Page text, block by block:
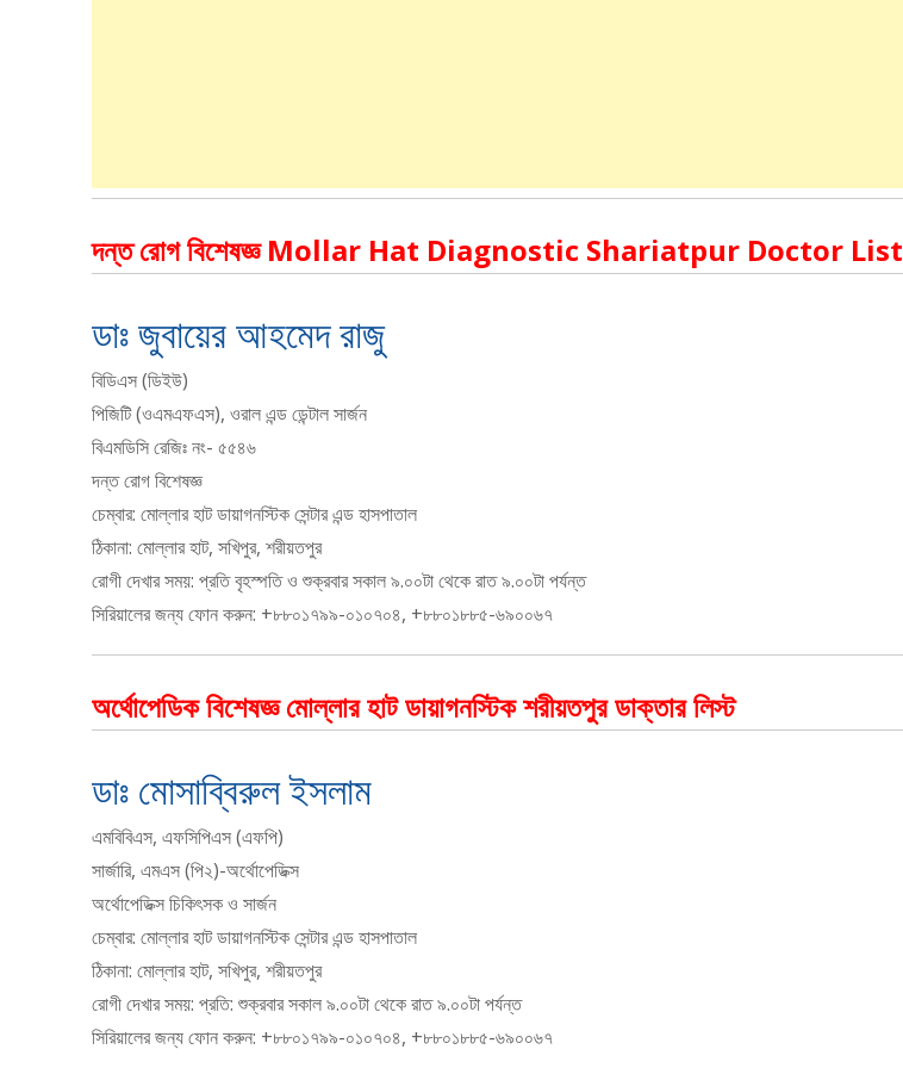
দন্ত রোগ বিশেষজ্ঞ Mollar Hat Diagnostic Shariatpur Doctor List
ডাঃ জুবায়ের আহমেদ রাজু
বিডিএস (ডিইউ)
পিজিটি (ওএমএফএস), ওরাল এন্ড ডেন্টাল সার্জন
বিএমডিসি রেজিঃ নং- ৫৫৪৬
দন্ত রোগ বিশেষজ্ঞ
চেম্বার: মোল্লার হাট ডায়াগনস্টিক সেন্টার এন্ড হাসপাতাল
ঠিকানা: মোল্লার হাট, সখিপুর, শরীয়তপুর
রোগী দেখার সময়: প্রতি বৃহস্পতি ও শুক্রবার সকাল ৯.০০টা থেকে রাত ৯.০০টা পর্যন্ত
সিরিয়ালের জন্য ফোন করুন: +৮৮০১৭৯৯-০১০৭০৪, +৮৮০১৮৮৫-৬৯০০৬৭
অর্থোপেডিক বিশেষজ্ঞ মোল্লার হাট ডায়াগনস্টিক শরীয়তপুর ডাক্তার লিস্ট
ডাঃ মোসাব্বিরুল ইসলাম
এমবিবিএস, এফসিপিএস (এফপি)
সার্জারি, এমএস (পি২)-অর্থোপেডিক্স
অর্থোপেডিক্স চিকিৎসক ও সার্জন
চেম্বার: মোল্লার হাট ডায়াগনস্টিক সেন্টার এন্ড হাসপাতাল
ঠিকানা: মোল্লার হাট, সখিপুর, শরীয়তপুর
রোগী দেখার সময়: প্রতি: শুক্রবার সকাল ৯.০০টা থেকে রাত ৯.০০টা পর্যন্ত
সিরিয়ালের জন্য ফোন করুন: +৮৮০১৭৯৯-০১০৭০৪, +৮৮০১৮৮৫-৬৯০০৬৭